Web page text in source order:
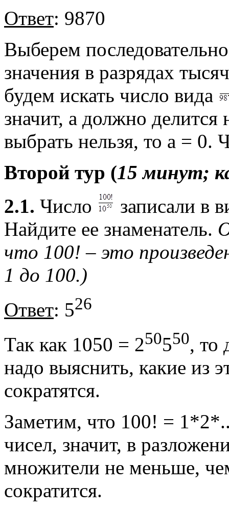
Ответ: 9870
Выберем
значения в разрядах
будем искать число вида
значит, а должно делится
выбрать нельзя, то а = 0.
Второй тур (15 минут;
2.1. Число
записали в
Найдите ее знаменатель.
что 100! – это
1 до 100.)
Ответ: 526
Так как 1050 = 250550, то
надо выяснить, какие из
сократятся.
Заметим, что 100! =
чисел, значит, в
множители не меньше,
сократится.